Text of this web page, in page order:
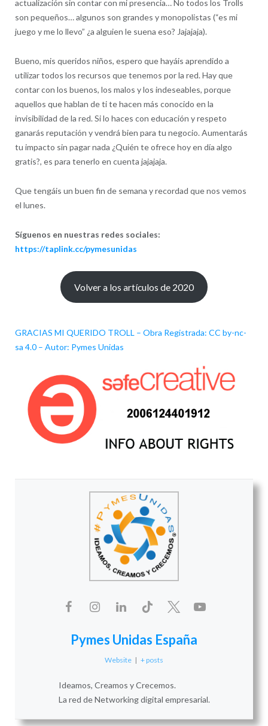
actualización sin contar con mi presencia… No todos los Trolls
son pequeños… algunos son grandes y monopolistas (“es mi
juego y me lo llevo” ¿a alguien le suena eso? Jajajaja).
Bueno, mis queridos niños, espero que hayáis aprendido a
utilizar todos los recursos que tenemos por la red. Hay que
contar con los buenos, los malos y los indeseables, porque
aquellos que hablan de ti te hacen más conocido en la
invisibilidad de la red. Si lo haces con educación y respeto
ganarás reputación y vendrá bien para tu negocio. Aumentarás
tu impacto sin pagar nada ¿Quién te ofrece hoy en día algo
gratis?, es para tenerlo en cuenta jajajaja.
Que tengáis un buen fin de semana y recordad que nos vemos
el lunes.
Síguenos en nuestras redes sociales:
https://taplink.cc/pymesunidas
Volver a los artículos de 2020
GRACIAS MI QUERIDO TROLL – Obra Registrada: CC by-nc-
sa 4.0 – Autor: Pymes Unidas
Pymes Unidas España
Website | + posts
Ideamos, Creamos y Crecemos.
La red de Networking digital empresarial.